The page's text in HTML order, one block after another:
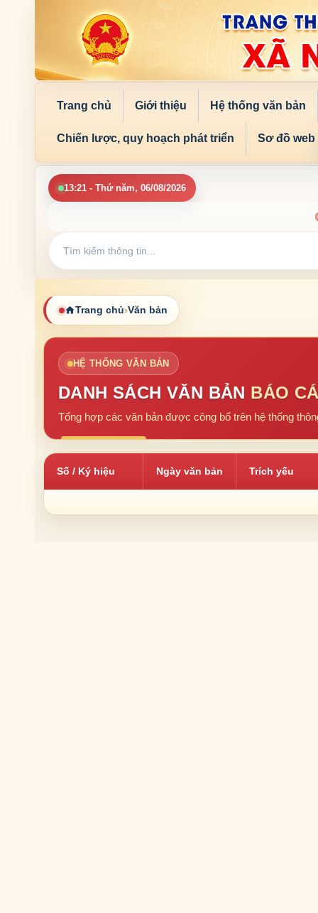
Trang chủ Giới thiệu Hệ thống văn bản
Chiến lược, quy hoạch phát triển Sơ đồ web
13:21 - Thứ năm, 06/08/2026
Trang chủ›Văn bản
HỆ THỐNG VĂN BẢN
DANH SÁCH VĂN BẢN BÁO
Tổng hợp các văn bản được công bố trên hệ thống
Số / Ký hiệu Ngày văn bản Trích yếu